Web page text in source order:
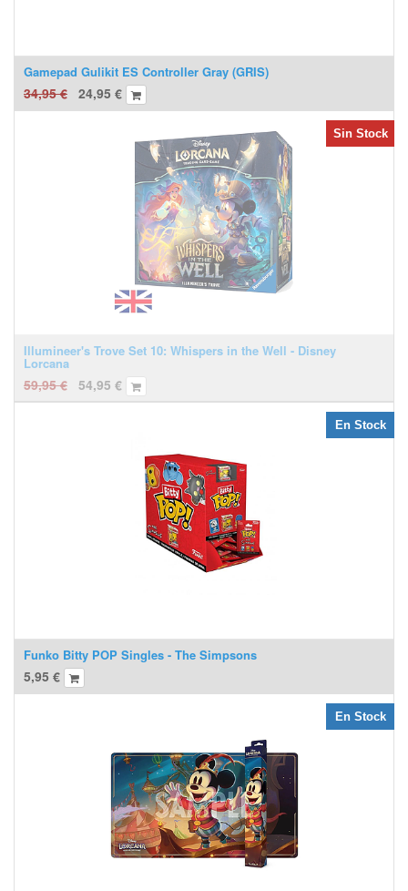
Gamepad Gulikit ES Controller Gray (GRIS)
34,95€ 24,95 €
Illumineer's Trove Set 10: Whispers in the Well - Disney
Lorcana
59,95€ 54,95 €
Sin Stock
Funko Bitty POP Singles - The Simpsons
5,95 €
En Stock
En Stock